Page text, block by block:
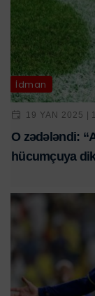
İdman
19 YAN 2025 |
O zədələndi:
hücumçuya